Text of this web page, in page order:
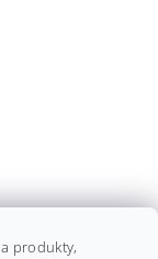
PÁSKY
produkty,